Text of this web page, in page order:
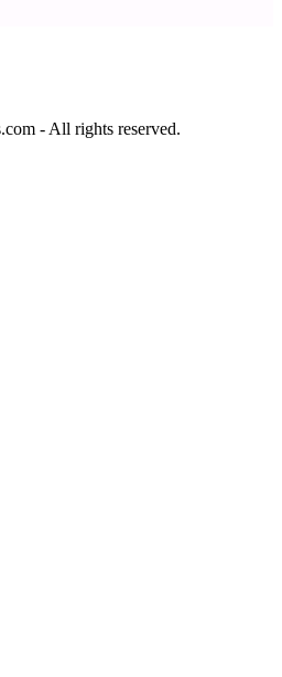
- All rights reserved.